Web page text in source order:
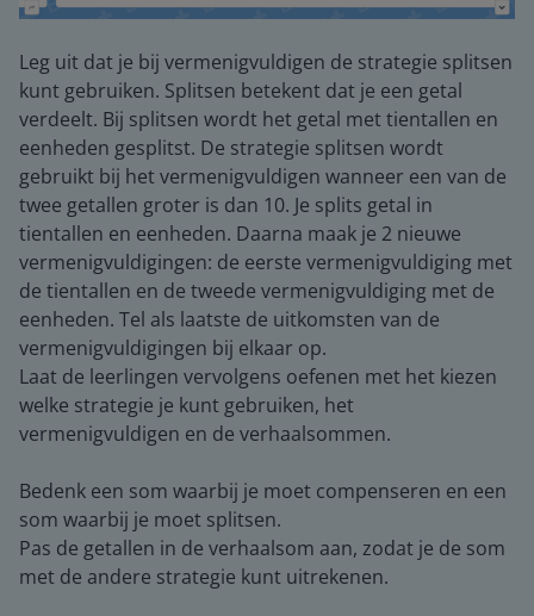
Leg uit dat je bij vermenigvuldigen de strategie splitsen
kunt gebruiken. Splitsen betekent dat je een getal
verdeelt. Bij splitsen wordt het getal met tientallen en
eenheden gesplitst. De strategie splitsen wordt
gebruikt bij het vermenigvuldigen wanneer een van de
twee getallen groter is dan 10. Je splits getal in
tientallen en eenheden. Daarna maak je 2 nieuwe
vermenigvuldigingen: de eerste vermenigvuldiging met
de tientallen en de tweede vermenigvuldiging met de
eenheden. Tel als laatste de uitkomsten van de
vermenigvuldigingen bij elkaar op.
Laat de leerlingen vervolgens oefenen met het kiezen
welke strategie je kunt gebruiken, het
vermenigvuldigen en de verhaalsommen.
Bedenk een som waarbij je moet compenseren en een
som waarbij je moet splitsen.
Pas de getallen in de verhaalsom aan, zodat je de som
met de andere strategie kunt uitrekenen.